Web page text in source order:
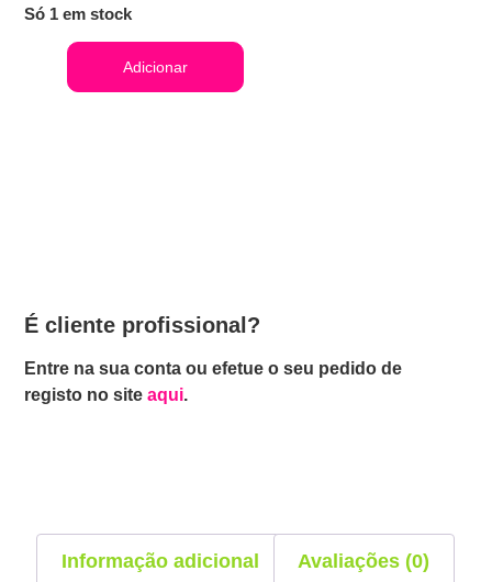
Só 1 em stock
Adicionar
É cliente profissional?
Entre na sua conta ou efetue o seu pedido de
registo no siteaqui.
Informação adicional Avaliações (0)